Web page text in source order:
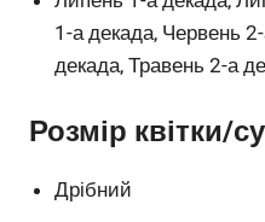
1-а декада, Червень
декада, Травень 2-а
Розмір квітки/
Дрібний